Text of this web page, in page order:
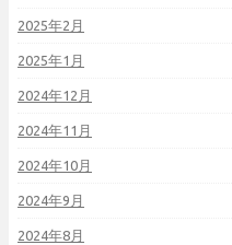
2025年2月
2025年1月
2024年12月
2024年11月
2024年10月
2024年9月
2024年8月